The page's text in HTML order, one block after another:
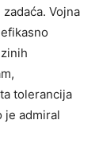
Vojna
tolerancija
je admiral